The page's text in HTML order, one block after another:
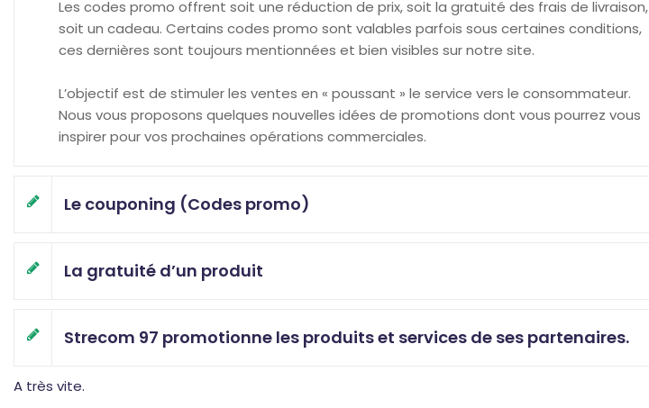
Les codes promo offrent soit une réduction de prix, soit la gratuité des frais de livraison,
soit un cadeau. Certains codes promo sont valables parfois sous certaines conditions,
ces dernières sont toujours mentionnées et bien visibles sur notre site.
L’objectif est de stimuler les ventes en « poussant » le service vers le consommateur.
Nous vous proposons quelques nouvelles idées de promotions dont vous pourrez vous
inspirer pour vos prochaines opérations commerciales.
Le couponing (Codes promo)
La gratuité d’un produit
Strecom 97 promotionne les produits et services de ses partenaires.
A très vite.